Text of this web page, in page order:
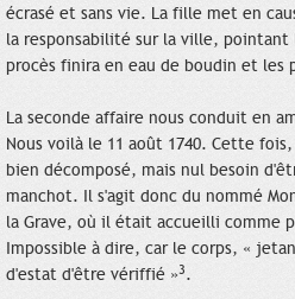
écrasé et sans vie. La fille met en
la responsabilité sur la ville,
procès finira en eau de boudin et les
La seconde affaire nous conduit en
Nous voilà le 11 août 1740. Cette fois,
bien décomposé, mais nul besoin
manchot. Il s'agit donc du nommé
la Grave, où il était accueilli comme
Impossible à dire, car le corps, «
d'estat d'être vériffié »3.